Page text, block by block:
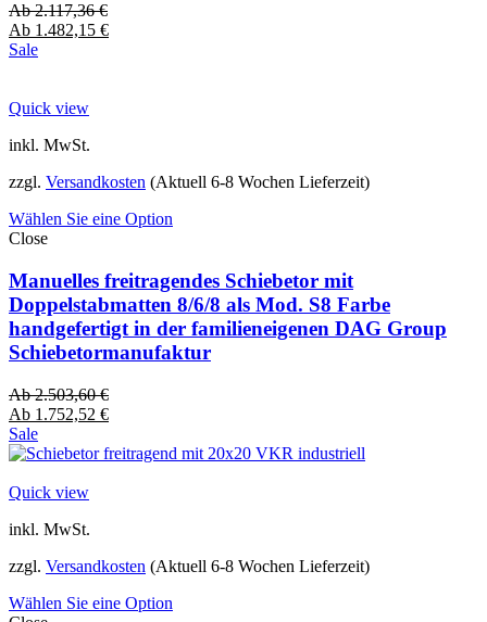
Ab2.117,36€
Ab 1.482,15 €
Sale
Quick view
inkl. MwSt.
zzgl. Versandkosten (Aktuell 6-8 Wochen Lieferzeit)
Wählen Sie eine Option
Close
Manuelles freitragendes Schiebetor mit
Doppelstabmatten 8/6/8 als Mod. S8 Farbe
handgefertigt in der familieneigenen DAG Group
Schiebetormanufaktur
Ab2.503,60€
Ab 1.752,52 €
Sale
Quick view
inkl. MwSt.
zzgl. Versandkosten (Aktuell 6-8 Wochen Lieferzeit)
Wählen Sie eine Option